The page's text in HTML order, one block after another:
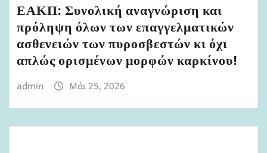
ΕΑΚΠ: Συνολική αναγνώριση και
πρόληψη όλων των επαγγελματικών
ασθενειών των πυροσβεστών κι όχι
απλώς ορισμένων μορφών καρκίνου!
admin Μάι 25, 2026